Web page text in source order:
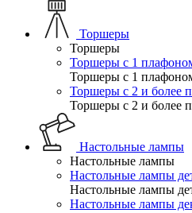
Торшеры
Торшеры
Торшеры с 1
Торшеры с 1
Торшеры с 2 и более
Торшеры с 2 и более
Настольные лампы
Настольные лампы
Настольные лампы
Настольные лампы
Настольные лампы